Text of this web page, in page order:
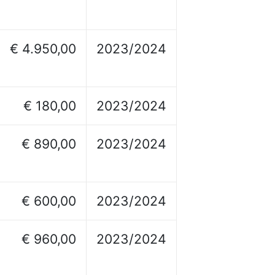
€ 4.950,00 2023/2024
€ 180,00 2023/2024
€ 890,00 2023/2024
€ 600,00 2023/2024
€ 960,00 2023/2024